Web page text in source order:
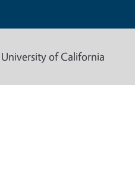
of California